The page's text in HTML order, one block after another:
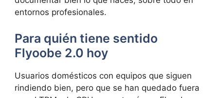
entornos profesionales.
Para quién tiene sentido
Flyoobe 2.0 hoy
Usuarios domésticos con equipos que siguen
rindiendo bien, pero que se han quedado fuera